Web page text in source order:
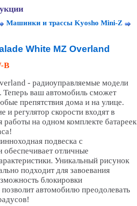
Машинки и трассы Kyosho Mini-Z
White MZ Overland
B
- радиоуправляемые модели
Теперь ваш автомобиль сможет
препятствия дома и на улице.
и регулятор скорости входят в
работы на одном комплекте батареек
подвеска с
обеспечивает отличные
Уникальный рисунок
подходит для завоевания
блокировки
автомобилю преодолевать